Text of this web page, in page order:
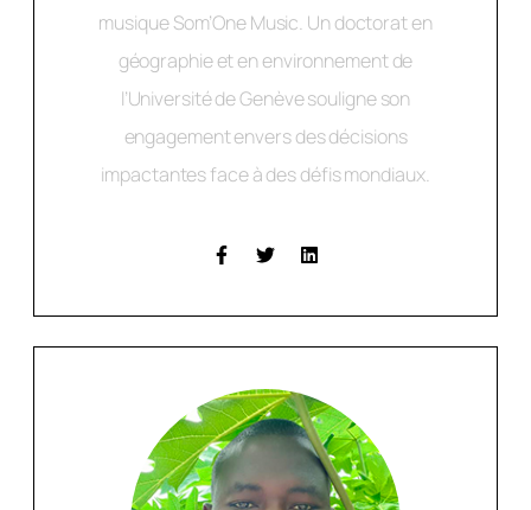
musique Som’One Music. Un doctorat en
géographie et en environnement de
l’Université de Genève souligne son
engagement envers des décisions
impactantes face à des défis mondiaux.